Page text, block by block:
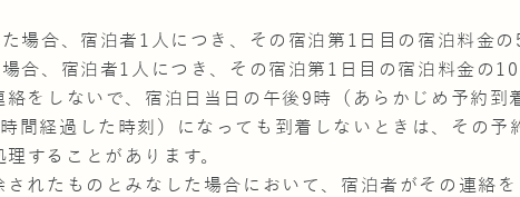
場合、宿泊者1人につき、その宿泊第1日目の宿泊料金の
合、宿泊者1人につき、その宿泊第1日目の宿泊料金の
をしないで、宿泊日当日の午後9時（あらかじめ予約到
間経過した時刻）になっても到着しないときは、その予
することがあります。
れたものとみなした場合において、宿泊者がその連絡